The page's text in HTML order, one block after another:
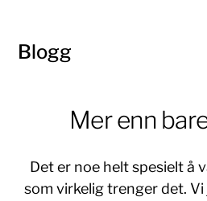
Blogg
Mer enn
Det er noe helt spesielt
som virkelig trenger det.